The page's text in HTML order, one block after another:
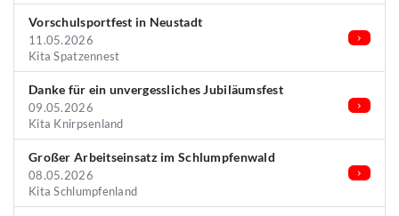
Vorschulsportfest in Neustadt
11.05.2026
Kita Spatzennest
Danke für ein unvergessliches Jubiläumsfest
09.05.2026
Kita Knirpsenland
Großer Arbeitseinsatz im Schlumpfenwald
08.05.2026
Kita Schlumpfenland